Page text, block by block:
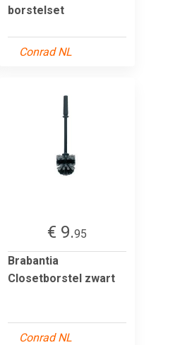
borstelset
Conrad NL
€ 9.95
Brabantia
Closetborstel zwart
Conrad NL